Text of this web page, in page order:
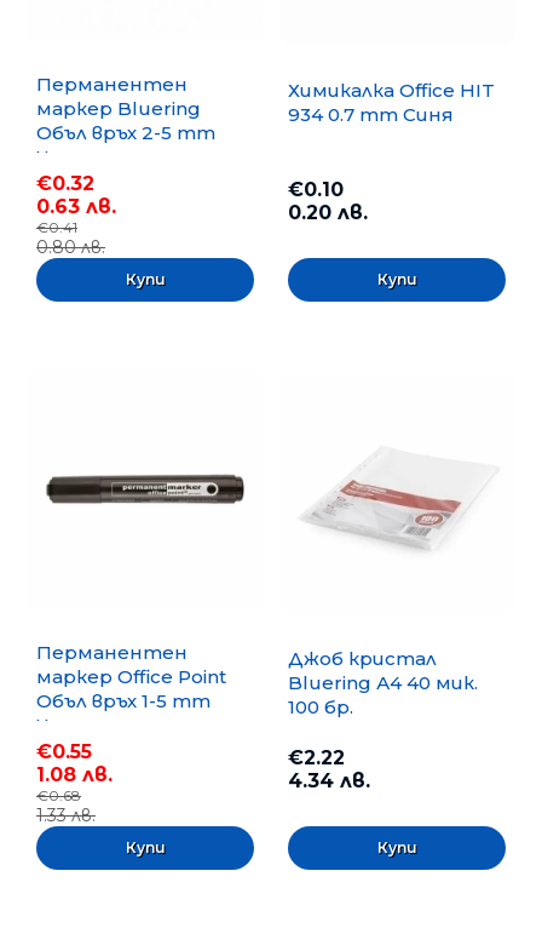
Перманентен
маркер Bluering
Объл връх 2-5 mm
Черен
€0.32
0.63 лв.
€0.41
0.80 лв.
Химикалка Office HIT
934 0.7 mm Синя
€0.10
0.20 лв.
Перманентен
маркер Office Point
Объл връх 1-5 mm
Черен
€0.55
1.08 лв.
€0.68
1.33 лв.
Джоб кристал
Bluering А4 40 мик.
100 бр.
€2.22
4.34 лв.